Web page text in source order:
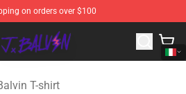
on orders over $100
J Balvin Merchandise Shop
T-shirt